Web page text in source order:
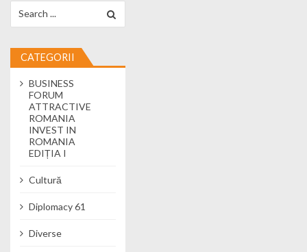
CATEGORII
BUSINESS
FORUM
ATTRACTIVE
ROMANIA
INVEST IN
ROMANIA
EDIȚIA I
Cultură
Diplomacy 61
Diverse